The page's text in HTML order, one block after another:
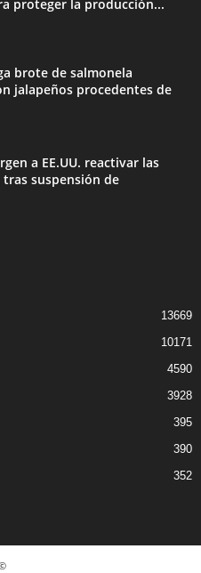
proteger la producción...
brote de salmonela
jalapeños procedentes de
a EE.UU. reactivar las
suspensión de
13669
10171
4590
3928
395
390
352